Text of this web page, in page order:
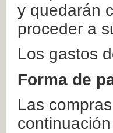
y quedarán
proceder a
Los gastos
Forma de
Las